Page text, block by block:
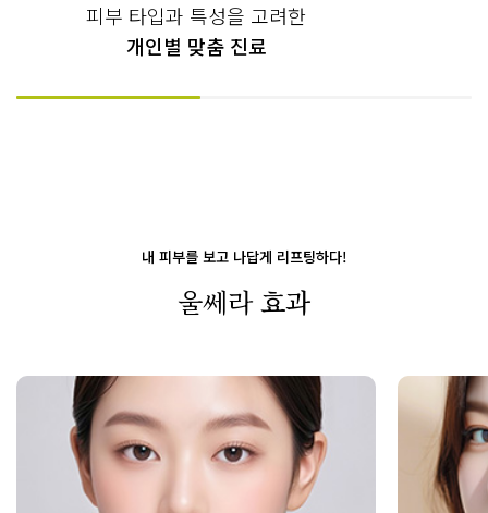
피부 타입과 특성을 고려한
개인별 맞춤 진료
내 피부를 보고 나답게 리프팅하다!
울쎄라효과